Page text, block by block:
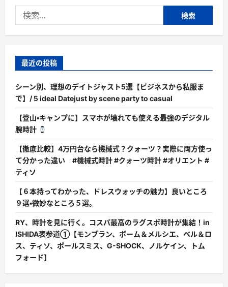
索:
最近の投稿
シーン別、理想のデイトジャスト5選【ビジネスから私服ま
で】/ 5 ideal Datejust by scene party to casual
【登山・キャンプに】スマホが壊れても使える最強のデジタル
腕時計
【徹底比較】4万円台なら機械式？クォーツ？実際に両方使っ
て分かった違い #機械式時計 #クォーツ時計 #オリエント #
ティソ
【６本持ってわかった、ドレスウォッチの魅力】良いところ
９選・微妙なところ５選。
RY、時計を見に行く。コスパ最高のラグスポ時計が集結！in
ISHIDA表参道①【モンブラン、ボーム＆メルシエ、ベル＆ロ
ス、ティソ、ポールスミス、G-SHOCK、ノルケイン、トム
フォード】